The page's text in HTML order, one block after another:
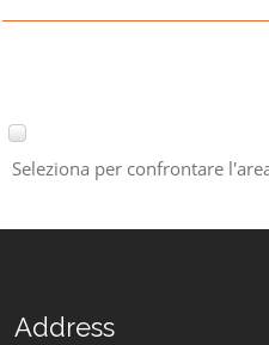
Seleziona per confrontare
Address